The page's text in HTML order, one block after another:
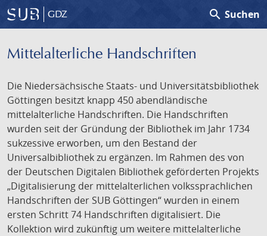
GDZ search Suchen
Mittelalterliche Handschriften
Die Niedersächsische Staats- und Universitätsbibliothek
Göttingen besitzt knapp 450 abendländische
mittelalterliche Handschriften. Die Handschriften
wurden seit der Gründung der Bibliothek im Jahr 1734
sukzessive erworben, um den Bestand der
Universalbibliothek zu ergänzen. Im Rahmen des von
der Deutschen Digitalen Bibliothek geförderten Projekts
„Digitalisierung der mittelalterlichen volkssprachlichen
Handschriften der SUB Göttingen“ wurden in einem
ersten Schritt 74 Handschriften digitalisiert. Die
Kollektion wird zukünftig um weitere mittelalterliche